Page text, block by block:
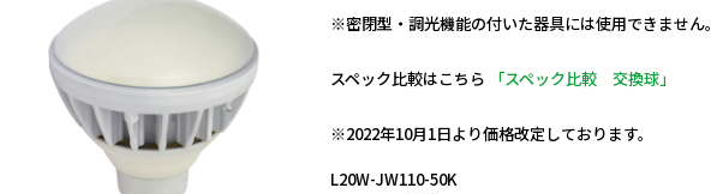
※密閉型・調光機能の付いた器具には使用できません。
スペック比較はこちら
「スペック比較 交換球」
※2022年10月1日より価格改定しております。
L20W-JW110-50K